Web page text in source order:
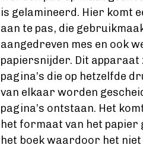
is gelamineerd. Hier komt
aan te pas, die
aangedreven mes en ook
papiersnijder. Dit
pagina’s die op hetzelfde
van elkaar worden
pagina’s ontstaan. Het
het formaat van het papier
het boek waardoor het